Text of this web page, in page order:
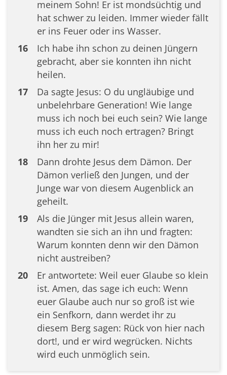
meinem Sohn! Er ist mondsüchtig und
hat schwer zu leiden. Immer wieder fällt
er ins Feuer oder ins Wasser.
16
Ich habe ihn schon zu deinen Jüngern
gebracht, aber sie konnten ihn nicht
heilen.
17
Da sagte Jesus: O du ungläubige und
unbelehrbare Generation! Wie lange
muss ich noch bei euch sein? Wie lange
muss ich euch noch ertragen? Bringt
ihn her zu mir!
18
Dann drohte Jesus dem Dämon. Der
Dämon verließ den Jungen, und der
Junge war von diesem Augenblick an
geheilt.
19
Als die Jünger mit Jesus allein waren,
wandten sie sich an ihn und fragten:
Warum konnten denn wir den Dämon
nicht austreiben?
20
Er antwortete: Weil euer Glaube so klein
ist. Amen, das sage ich euch: Wenn
euer Glaube auch nur so groß ist wie
ein Senfkorn, dann werdet ihr zu
diesem Berg sagen: Rück von hier nach
dort!, und er wird wegrücken. Nichts
wird euch unmöglich sein.